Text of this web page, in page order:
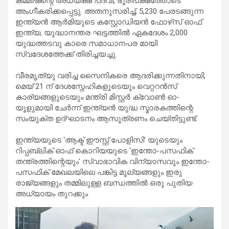
അംഗീകരിക്കപ്പെട്ടു. അതനുസരിച്ച്, 5,230 പേരടങ്ങുന്ന
ഇന്ത്യൻ ആർമിയുടെ കസ്റ്റോഡിയൻ ഫോഴ്‌സ് ഓഫ്
ഇന്ത്യ, യുദ്ധാനന്തര ഘട്ടത്തിൽ ഏകദേശം 2,000
യുദ്ധത്തടവു കാരെ സമാധാനപര മായി
സ്വദേശത്തേക്ക് തിരിച്ചയച്ചു.
വീരമൃത്യു വരിച്ച സൈനികരെ ആദരിക്കുന്നതിനായി,
മെയ് 21 ന് ദേശസ്നേഹികളുടെയും വെറ്ററൻസ്
കാര്യങ്ങളുടെയും മന്ത്രി മിസ്റ്റർ ക്വോൺ ഓ-
യൂളുമായി ചേർന്ന് ഇന്ത്യൻ യുദ്ധ സ്മാരകത്തിന്റെ
സംയുക്ത ഉദ്ഘാടനം ആസൂത്രണം ചെയ്തിട്ടുണ്ട്.
ഇന്ത്യയുടെ ‘ആക്ട് ഈസ്റ്റ് പോളിസി’ യുടെയും
റിപ്പബ്ലിക് ഓഫ് കൊറിയയുടെ ‘ഇന്തോ-പസഫിക്
തന്ത്രത്തിന്റെയും’ സ്വാഭാവിക വിന്യാസവും ഇന്തോ-
പസഫിക് മേഖലയിലെ പങ്കിട്ട മൂല്യങ്ങളും ഇരു
രാജ്യങ്ങളും തമ്മിലുള്ള ബന്ധത്തിൽ ഒരു പുതിയ
അധ്യായം തുറക്കും